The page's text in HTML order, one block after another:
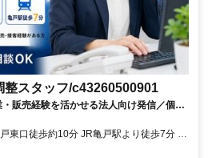
整スタッフ/c43260500901
販売経験を活かせる法人向け発信／個人
東口徒歩約10分 JR亀戸駅より徒歩7分 ※
最寄り駅：亀戸での勤務となります。